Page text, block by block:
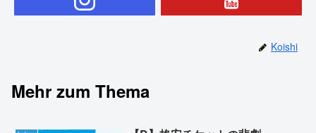
Koishi
Mehr zum Thema